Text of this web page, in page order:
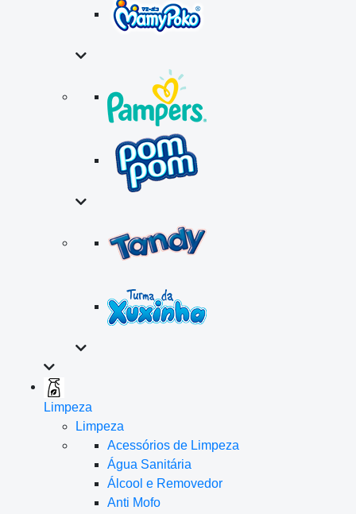
Limpeza
Limpeza
Acessórios de Limpeza
Água Sanitária
Álcool e Removedor
Anti Mofo